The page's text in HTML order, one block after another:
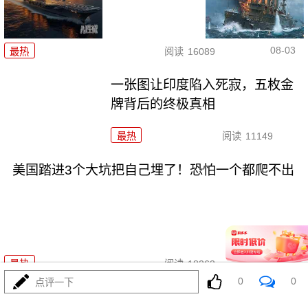
最热 阅读 16089 08-03
一张图让印度陷入死寂，五枚金
牌背后的终极真相
最热 阅读 11149
美国踏进3个大坑把自己埋了！恐怕一个都爬不出
最热 阅读 18263 08-03
上将一封信捅破天！美军五艘驱逐舰要盖三口锅！
点评一下 0 0